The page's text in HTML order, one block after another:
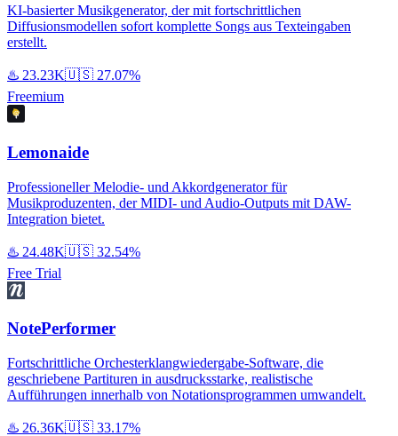
KI-basierter Musikgenerator, der mit fortschrittlichen
Diffusionsmodellen sofort komplette Songs aus Texteingaben
erstellt.
♨️ 23.23K🇺🇸 27.07%
Freemium
Lemonaide
Professioneller Melodie- und Akkordgenerator für
Musikproduzenten, der MIDI- und Audio-Outputs mit DAW-
Integration bietet.
♨️ 24.48K🇺🇸 32.54%
Free Trial
NotePerformer
Fortschrittliche Orchesterklangwiedergabe-Software, die
geschriebene Partituren in ausdrucksstarke, realistische
Aufführungen innerhalb von Notationsprogrammen umwandelt.
♨️ 26.36K🇺🇸 33.17%